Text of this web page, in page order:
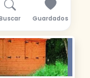
Guardados